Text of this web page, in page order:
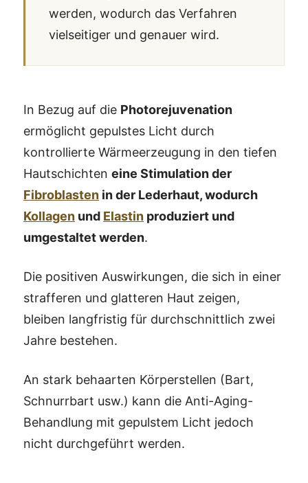
werden, wodurch das Verfahren
vielseitiger und genauer wird.
In Bezug auf die Photorejuvenation
ermöglicht gepulstes Licht durch
kontrollierte Wärmeerzeugung in den tiefen
Hautschichten eine Stimulation der
Fibroblasten in der Lederhaut, wodurch
Kollagen und Elastin produziert und
umgestaltet werden.
Die positiven Auswirkungen, die sich in einer
strafferen und glatteren Haut zeigen,
bleiben langfristig für durchschnittlich zwei
Jahre bestehen.
An stark behaarten Körperstellen (Bart,
Schnurrbart usw.) kann die Anti-Aging-
Behandlung mit gepulstem Licht jedoch
nicht durchgeführt werden.